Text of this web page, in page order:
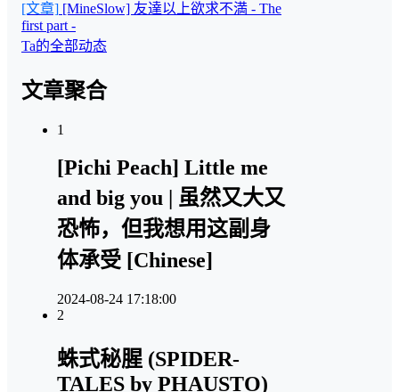
[文章] [MineSlow] 友達以上欲求不満 - The
first part -
Ta的全部动态
文章聚合
1
[Pichi Peach] Little me
and big you | 虽然又大又
恐怖，但我想用这副身
体承受 [Chinese]
2024-08-24 17:18:00
2
蛛式秘腥 (SPIDER-
TALES by PHAUSTO)